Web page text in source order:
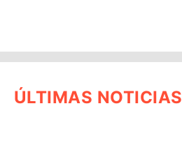
ÚLTIMAS NOTICIAS